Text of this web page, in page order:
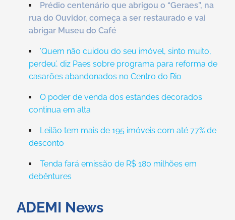
Prédio centenário que abrigou o “Geraes”, na
rua do Ouvidor, começa a ser restaurado e vai
abrigar Museu do Café
’Quem não cuidou do seu imóvel, sinto muito,
perdeu’, diz Paes sobre programa para reforma de
casarões abandonados no Centro do Rio
O poder de venda dos estandes decorados
continua em alta
Leilão tem mais de 195 imóveis com até 77% de
desconto
Tenda fará emissão de R$ 180 milhões em
debêntures
ADEMI News